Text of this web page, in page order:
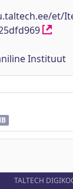
et/
Instituut
TALTECH